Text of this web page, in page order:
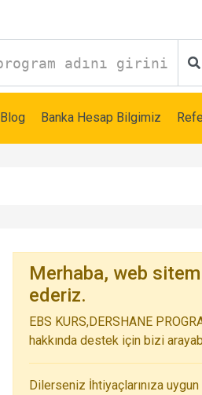
Blog Banka Hesap Bilgimiz
Merhaba, web
ederiz.
EBS KURS,DERSHANE
hakkında destek için bizi
Dilerseniz İhtiyaçlarınıza